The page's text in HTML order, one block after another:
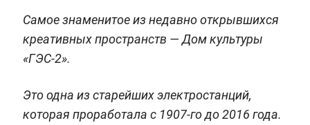
Самое знаменитое из недавно открывшихся
креативных пространств — Дом культуры
«ГЭС-2».
Это одна из старейших электростанций,
которая проработала с 1907-го до 2016 года.